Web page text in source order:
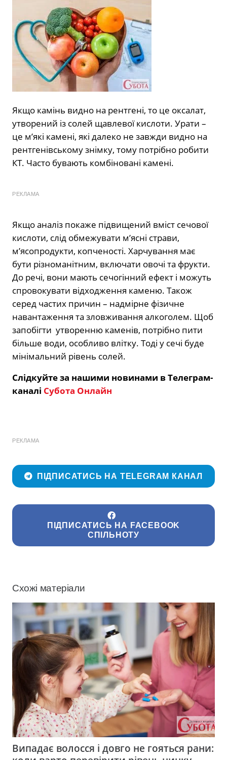
Якщо камінь видно на рентгені, то це оксалат,
утворений із солей щавлевої кислоти. Урати –
це м’які камені, які далеко не завжди видно на
рентгенівському знімку, тому потрібно робити
КТ. Часто бувають комбіновані камені.
РЕКЛАМА
Якщо аналіз покаже підвищений вміст сечової
кислоти, слід обмежувати м’ясні страви,
м’ясопродукти, копченості. Харчування має
бути різноманітним, включати овочі та фрукти.
До речі, вони мають сечогінний ефект і можуть
спровокувати відходження каменю. Також
серед частих причин – надмірне фізичне
навантаження та зловживання алкоголем. Щоб
запобігти утворенню каменів, потрібно пити
більше води, особливо влітку. Тоді у сечі буде
мінімальний рівень солей.
Слідкуйте за нашими новинами в Телеграм-
каналі Субота Онлайн
РЕКЛАМА
ПІДПИСАТИСЬ НА TELEGRAM КАНАЛ
ПІДПИСАТИСЬ НА FACEBOOK
СПІЛЬНОТУ
Схожі матеріали
Випадає волосся і довго не гояться рани: